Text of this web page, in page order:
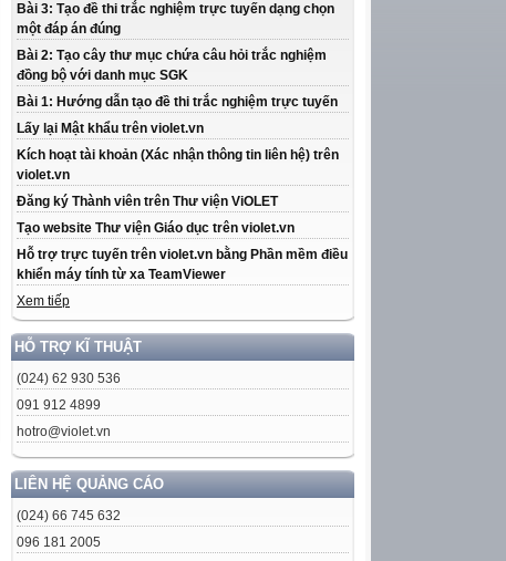
Bài 3: Tạo đề thi trắc nghiệm trực tuyến dạng chọn
một đáp án đúng
Bài 2: Tạo cây thư mục chứa câu hỏi trắc nghiệm
đồng bộ với danh mục SGK
Bài 1: Hướng dẫn tạo đề thi trắc nghiệm trực tuyến
Lấy lại Mật khẩu trên violet.vn
Kích hoạt tài khoản (Xác nhận thông tin liên hệ) trên
violet.vn
Đăng ký Thành viên trên Thư viện ViOLET
Tạo website Thư viện Giáo dục trên violet.vn
Hỗ trợ trực tuyến trên violet.vn bằng Phần mềm điều
khiển máy tính từ xa TeamViewer
Xem tiếp
HỖ TRỢ KĨ THUẬT
(024) 62 930 536
091 912 4899
hotro@violet.vn
LIÊN HỆ QUẢNG CÁO
(024) 66 745 632
096 181 2005